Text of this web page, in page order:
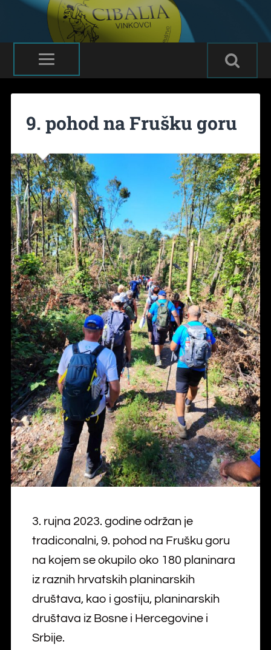
9. pohod na Frušku goru
3. rujna 2023. godine održan je
tradiconalni, 9. pohod na Frušku goru
na kojem se okupilo oko 180 planinara
iz raznih hrvatskih planinarskih
društava, kao i gostiju, planinarskih
društava iz Bosne i Hercegovine i
Srbije.